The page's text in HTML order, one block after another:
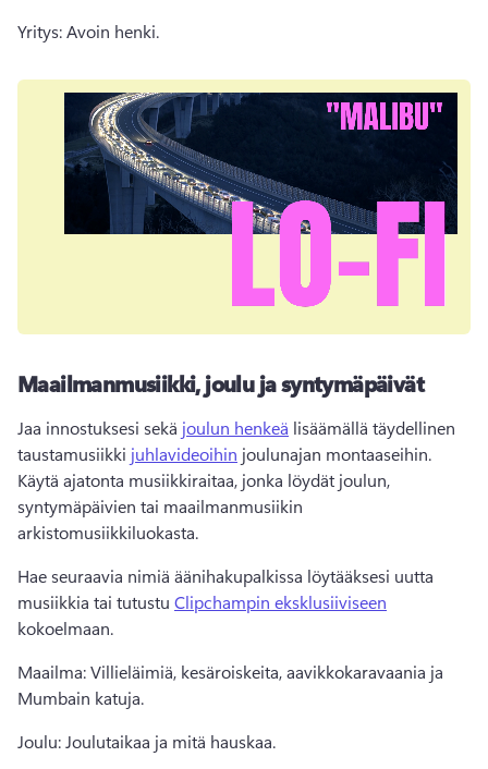
Yritys: Avoin henki.
Maailmanmusiikki, joulu ja syntymäpäivät
Jaa innostuksesi sekä joulun henkeä lisäämällä täydellinen
taustamusiikki juhlavideoihin
Käytä ajatonta musiikkiraitaa, jonka löydät joulun,
syntymäpäivien tai maailmanmusiikin
arkistomusiikkiluokasta.
Hae seuraavia nimiä äänihakupalkissa löytääksesi uutta
musiikkia tai tutustu Clipchampin eksklusiiviseen
kokoelmaan.
Maailma: Villieläimiä, kesäroiskeita, aavikkokaravaania ja
Mumbain katuja.
Joulu: Joulutaikaa ja mitä hauskaa.